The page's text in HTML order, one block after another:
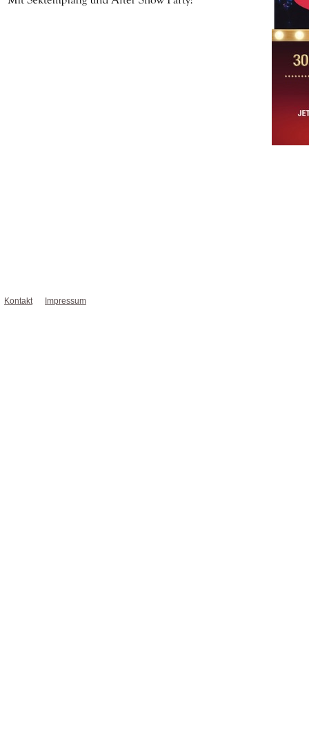
Kontakt Impressum